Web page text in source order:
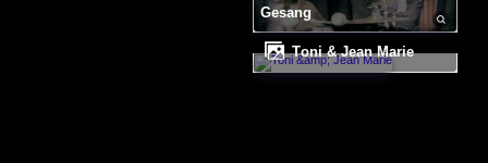
Gesang
Toni & Jean Marie